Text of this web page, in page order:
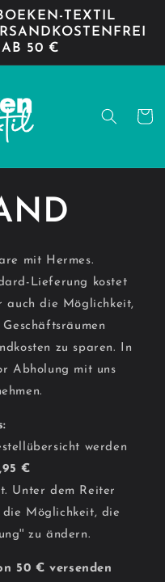
TEXTIL
AB 50 €
mit Hermes.
Lieferung kostet
auch die Möglichkeit,
zu sparen. In
Abholung mit uns
werden
€
Unter dem Reiter
die Möglichkeit, die
zu ändern.
50 € versenden